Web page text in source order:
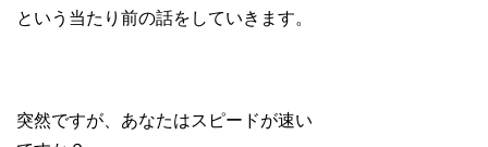
という当たり前の話をしていきます。
突然ですが、あなたはスピードが速い